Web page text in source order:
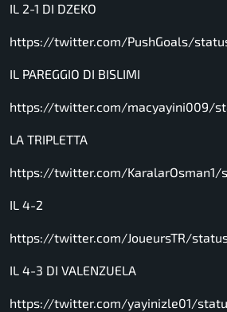
IL 2-1 DI DZEKO
https://twitter.com/PushGoals/
IL PAREGGIO DI BISLIMI
https://twitter.com/macyayini009/
LA TRIPLETTA
https://twitter.com/KaralarOsman1/
IL 4-2
https://twitter.com/JoueursTR/
IL 4-3 DI VALENZUELA
https://twitter.com/yayinizle01/